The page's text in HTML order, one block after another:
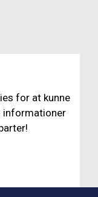
for at kunne
informationer